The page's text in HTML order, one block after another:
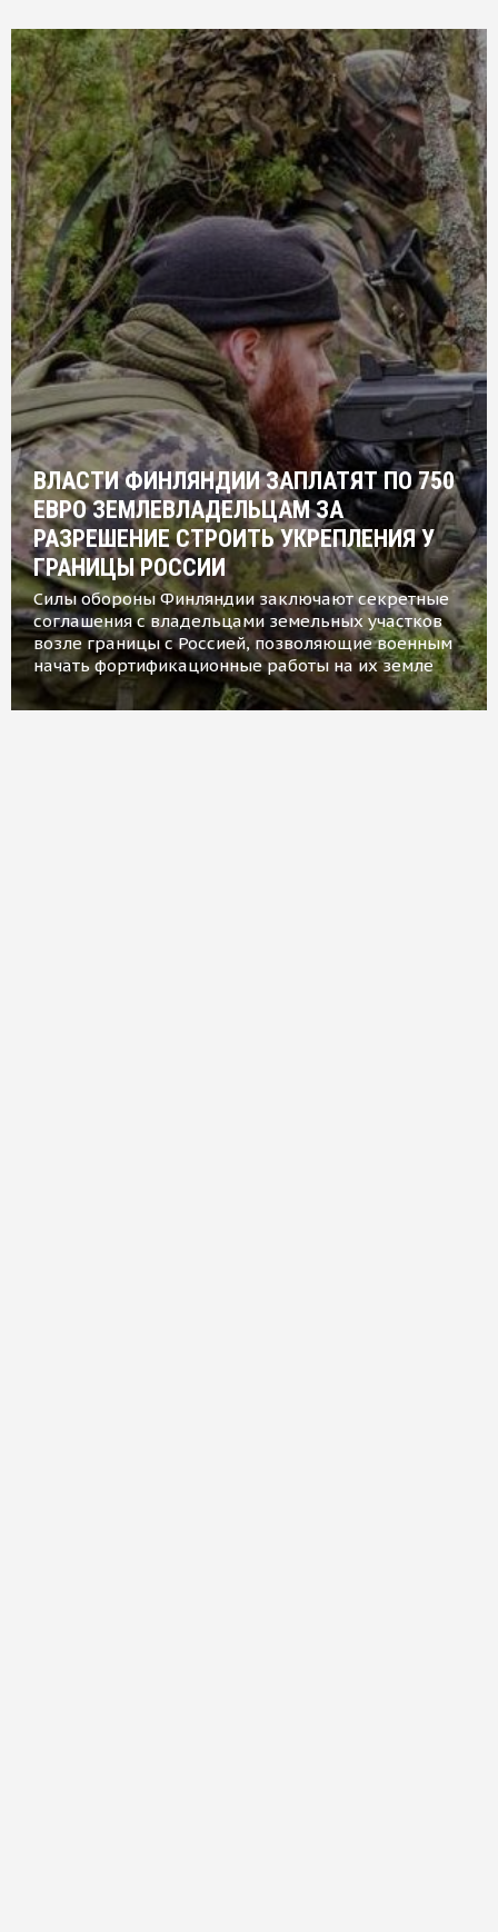
ВЛАСТИ ФИНЛЯНДИИ ЗАПЛАТЯТ ПО 750
ЕВРО ЗЕМЛЕВЛАДЕЛЬЦАМ ЗА
РАЗРЕШЕНИЕ СТРОИТЬ УКРЕПЛЕНИЯ У
ГРАНИЦЫ РОССИИ
Силы обороны Финляндии заключают секретные
соглашения с владельцами земельных участков
возле границы с Россией, позволяющие военным
начать фортификационные работы на их земле